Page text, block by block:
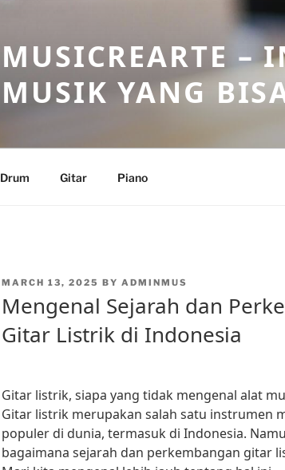
MUSICREARTE –
MUSIK YANG
Drum Gitar Piano
POSTED
MARCH 13, 2025 BY ADMINMUS
Mengenal Sejarah dan
Gitar Listrik di Indonesia
Gitar listrik, siapa yang tidak mengenal alat
Gitar listrik merupakan salah satu instrumen
populer di dunia, termasuk di Indonesia.
bagaimana sejarah dan perkembangan gitar